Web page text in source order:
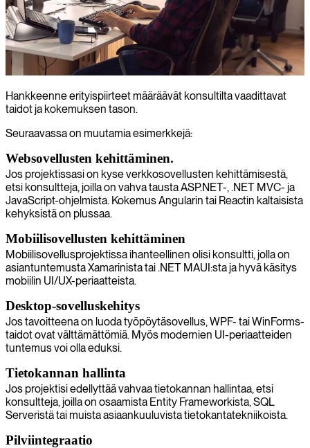
Hankkeenne erityispiirteet määräävät konsultilta vaadittavat
taidot ja kokemuksen tason.
Seuraavassa on muutamia esimerkkejä:
Websovellusten kehittäminen.
Jos projektissasi on kyse verkkosovellusten kehittämisestä,
etsi konsultteja, joilla on vahva tausta ASP.NET-, .NET MVC- ja
JavaScript-ohjelmista. Kokemus Angularin tai Reactin kaltaisista
kehyksistä on plussaa.
Mobiilisovellusten kehittäminen
Mobiilisovellusprojektissa ihanteellinen olisi konsultti, jolla on
asiantuntemusta Xamarinista tai .NET MAUI:sta ja hyvä käsitys
mobiilin UI/UX-periaatteista.
Desktop-sovelluskehitys
Jos tavoitteena on luoda työpöytäsovellus, WPF- tai WinForms-
taidot ovat välttämättömiä. Myös modernien UI-periaatteiden
tuntemus voi olla eduksi.
Tietokannan hallinta
Jos projektisi edellyttää vahvaa tietokannan hallintaa, etsi
konsultteja, joilla on osaamista Entity Frameworkista, SQL
Serveristä tai muista asiaankuuluvista tietokantatekniikoista.
Pilviintegraatio